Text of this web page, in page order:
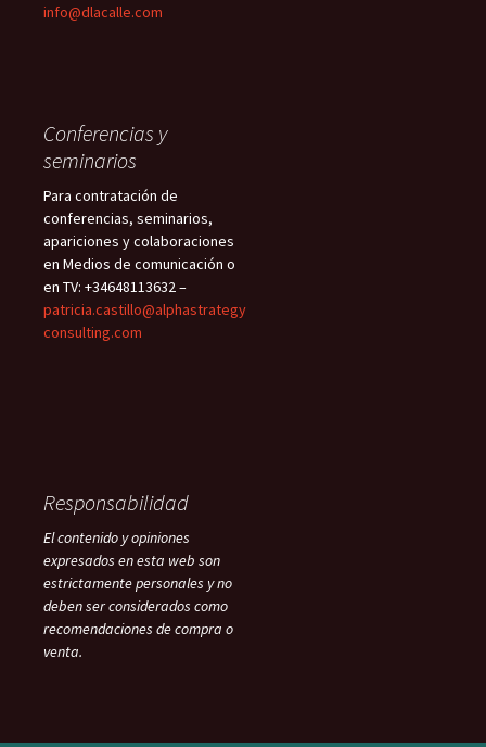
info@dlacalle.com
Conferencias y
seminarios
Para contratación de
conferencias, seminarios,
apariciones y colaboraciones
en Medios de comunicación o
en TV: +34648113632 –
patricia.castillo@alphastrategy
consulting.com
Responsabilidad
El contenido y opiniones
expresados en esta web son
estrictamente personales y no
deben ser considerados como
recomendaciones de compra o
venta.